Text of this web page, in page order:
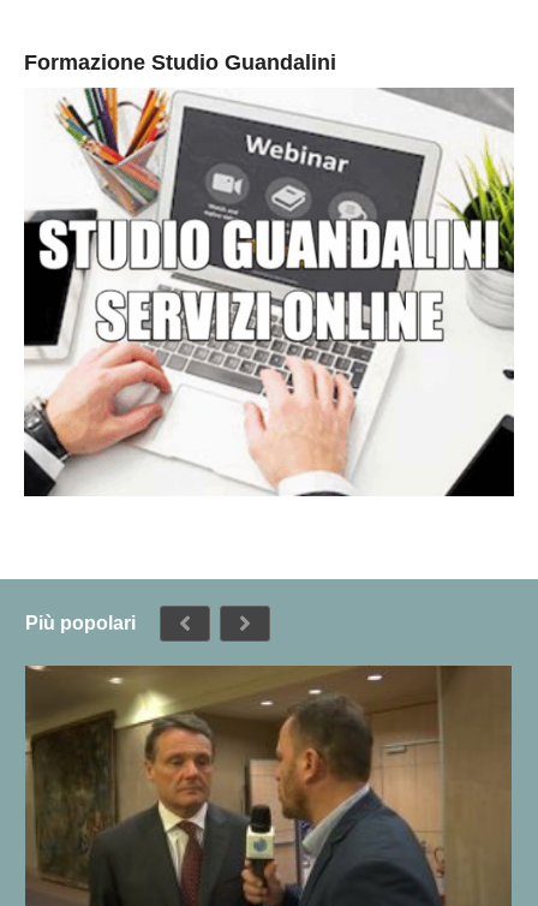
Formazione Studio Guandalini
Più popolari